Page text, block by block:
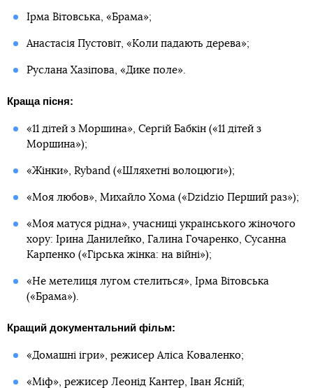
Ірма Вітовська, «Брама»;
Анастасія Пустовіт, «Коли падають дерева»;
Руслана Хазіпова, «Дике поле».
Краща пісня:
«11 дітей з Моршина», Сергій Бабкін («11 дітей з
Моршина»);
«Жінки», Ryband («Шляхетні волоцюги»);
«Моя любов», Михайло Хома («Dzidzio Перший раз»);
«Моя матуся рідна», учасниці українського жіночого
хору: Ірина Данилейко, Галина Гочаренко, Сусанна
Карпенко («Гірська жінка: на війні»);
«Не метелиця лугом стелиться», Ірма Вітовська
(«Брама»).
Кращий документальний фільм:
«Домашні ігри», режисер Аліса Коваленко;
«Міф», режисер Леонід Кантер, Іван Ясній;